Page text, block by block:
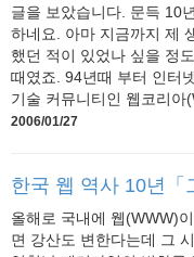
글을 보았습니다. 문득 10
하네요. 아마 지금까지 제
했던 적이 있었나 싶을 정
때였죠. 94년때 부터 인터
기술 커뮤니티인 웹코리아
2006/01/27
한국 웹 역사 10년「
올해로 국내에 웹(WWW)
면 강산도 변한다는데 그